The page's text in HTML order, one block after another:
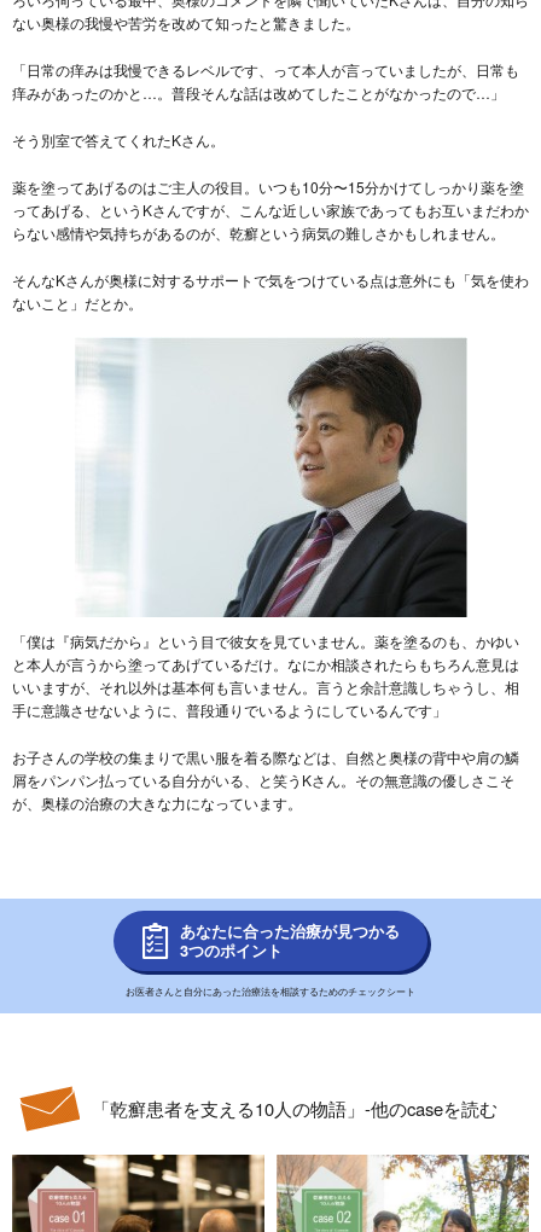
ない奥様の我慢や苦労を改めて知ったと驚きました。
「日常の痒みは我慢できるレベルです、って本人が言っていましたが、日常も
痒みがあったのかと…。普段そんな話は改めてしたことがなかったので…」
そう別室で答えてくれたKさん。
薬を塗ってあげるのはご主人の役目。いつも10分〜15分かけてしっかり薬を塗
ってあげる、というKさんですが、こんな近しい家族であってもお互いまだわか
らない感情や気持ちがあるのが、乾癬という病気の難しさかもしれません。
そんなKさんが奥様に対するサポートで気をつけている点は意外にも「気を使わ
ないこと」だとか。
「僕は『病気だから』という目で彼女を見ていません。薬を塗るのも、かゆい
と本人が言うから塗ってあげているだけ。なにか相談されたらもちろん意見は
いいますが、それ以外は基本何も言いません。言うと余計意識しちゃうし、相
手に意識させないように、普段通りでいるようにしているんです」
お子さんの学校の集まりで黒い服を着る際などは、自然と奥様の背中や肩の鱗
屑をパンパン払っている自分がいる、と笑うKさん。その無意識の優しさこそ
が、奥様の治療の大きな力になっています。
あなたに合った治療が見つかる
3つのポイント
お医者さんと自分にあった治療法を相談するためのチェックシート
「乾癬患者を支える10人の物語」-他のcaseを読む